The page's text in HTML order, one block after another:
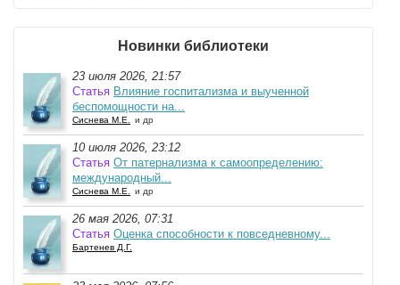
Новинки библиотеки
23 июля 2026, 21:57
Статья Влияние госпитализма и выученной
беспомощности на...
Сиснева М.Е. и др
10 июля 2026, 23:12
Статья От патернализма к самоопределению:
международный...
Сиснева М.Е. и др
26 мая 2026, 07:31
Статья Оценка способности к повседневному...
Бартенев Д.Г.